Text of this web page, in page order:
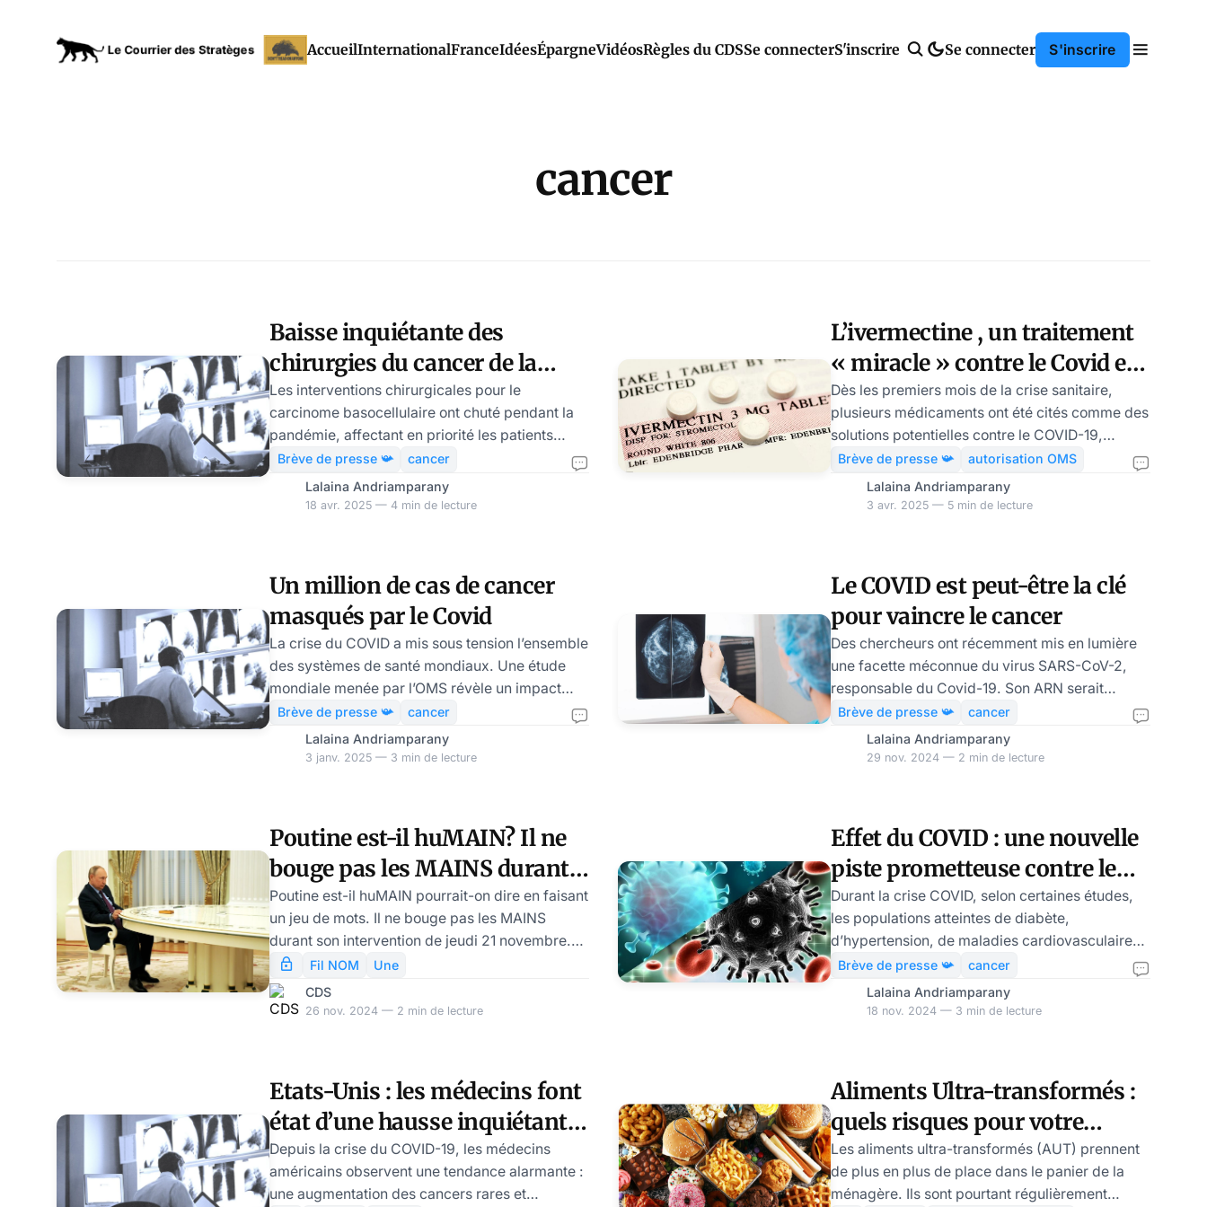
AccueilInternationalFranceIdéesÉpargneVidéosRègles du CDSSe connecterS'inscrire Se connecter S'inscrire
cancer
Baisse inquiétante des
chirurgies du cancer de la
peau pendant le COVID
Les interventions chirurgicales pour le
carcinome basocellulaire ont chuté pendant la
pandémie, affectant en priorité les patients
âgés et comorbides. Une nouvelle étude
autrichienne soulève des inquiétudes sur les
retards de soins et interroge les choix sanitaires
bousculé durablement les chaînes de soin,
fragilisé les diagnostics précoces et repoussé
des inte
Brève de presse 📯
cancer
Lalaina Andriamparany
18 avr. 2025 — 4 min de lecture
L’ivermectine , un traitement
« miracle » contre le Covid et
le cancer ?
Dès les premiers mois de la crise sanitaire,
plusieurs médicaments ont été cités comme des
solutions potentielles contre le COVID-19,
notamment l’hydroxychloroquine et
l’ivermectine. Pourtant, ces traitements ont
rapidement été décriés par la bureaucratie
approuvé par la Food and Drug Administration
(FDA) pour traiter certains vers parasites, est
considéré comme un remède miracle. Au début
de la pandémie,
Brève de presse 📯
autorisation OMS
Lalaina Andriamparany
3 avr. 2025 — 5 min de lecture
Un million de cas de cancer
masqués par le Covid
La crise du COVID a mis sous tension l’ensemble
des systèmes de santé mondiaux. Une étude
mondiale menée par l’OMS révèle un impact
alarmant de la pandémie sur le dépistage et le
traitement du cancer. A cause des
confinements, les retards dans le diagnostic et
cas auraient échappé au diagnostic, mettant en
lumière les conséquences dramatiques des
restrictions sanitaires. Mais alors pourquoi
l’OMS a-t-elle auta
Brève de presse 📯
cancer
Lalaina Andriamparany
3 janv. 2025 — 3 min de lecture
Le COVID est peut-être la clé
pour vaincre le cancer
Des chercheurs ont récemment mis en lumière
une facette méconnue du virus SARS-CoV-2,
responsable du Covid-19. Son ARN serait
capable d’activer un type spécifique de cellules
immunitaires, baptisées monocytes non
classiques inductibles (I-NCM). Ces I-NCM ont
génération de traitements d’immunothérapie,
offrant espoir et perspectives aux millions de
personnes
Brève de presse 📯
cancer
Lalaina Andriamparany
29 nov. 2024 — 2 min de lecture
Poutine est-il huMAIN? Il ne
bouge pas les MAINS durant
son allocution du 21
novembre!
Poutine est-il huMAIN pourrait-on dire en faisant
un jeu de mots. Il ne bouge pas les MAINS
durant son intervention de jeudi 21 novembre.
Insoutenable légèreté occidentale! Après son
allocution du 21 novembre, croyez-vous que les
commentaires ont porté sur le contenu et les
planète? Non! une rumeur s’est emparée de la
toile: regardez, Poutine ne bouge pas du tout
(les mains) durant son allocution. Il est cert
Fil NOM
Une
CDS
26 nov. 2024 — 2 min de lecture
Effet du COVID : une nouvelle
piste prometteuse contre le
cancer
Durant la crise COVID, selon certaines études,
les populations atteintes de diabète,
d’hypertension, de maladies cardiovasculaires,
de cancer… étaient particulièrement
vulnérables aux complications graves de la
maladie. Pour accélérer la vaccination, selon la
comme vulnérables au Covid-19. Pourtant une
nouvelle étude révèle que le virus SARS-CoV-2
pourrait déclencher des réponses immunitaires
favorisant la lut
Brève de presse 📯
cancer
Lalaina Andriamparany
18 nov. 2024 — 3 min de lecture
Etats-Unis : les médecins font
état d’une hausse inquiétante
des cas de « cancers rares »
Depuis la crise du COVID-19, les médecins
américains observent une tendance alarmante :
une augmentation des cancers rares et
Aliments Ultra-transformés :
quels risques pour votre
santé ? Le point sur la
question, par Isabelle Hock
Les aliments ultra-transformés (AUT) prennent
de plus en plus de place dans le panier de la
ménagère. Ils sont pourtant régulièrement